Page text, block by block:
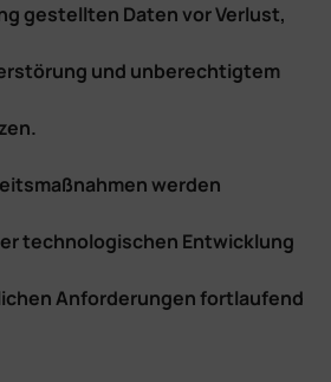
gestellten Daten vor Verlust,
und unberechtigtem
werden
technologischen Entwicklung
Anforderungen fortlaufend